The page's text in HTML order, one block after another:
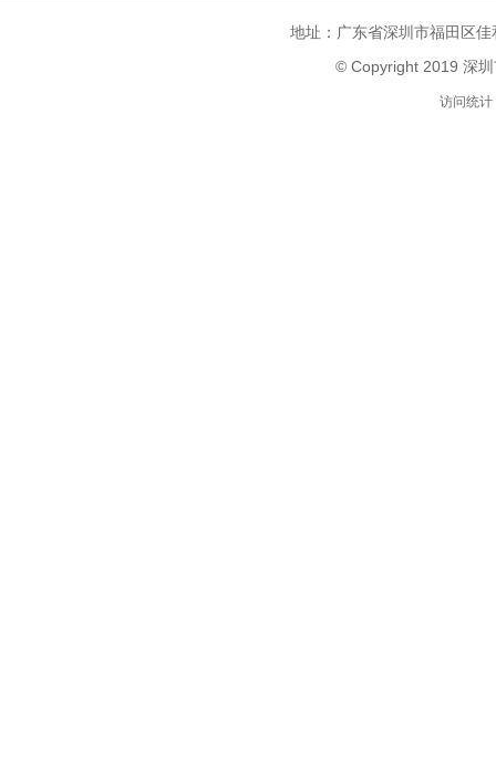
地址：广东省深圳市福田区
© Copyright 2019 深
访问统